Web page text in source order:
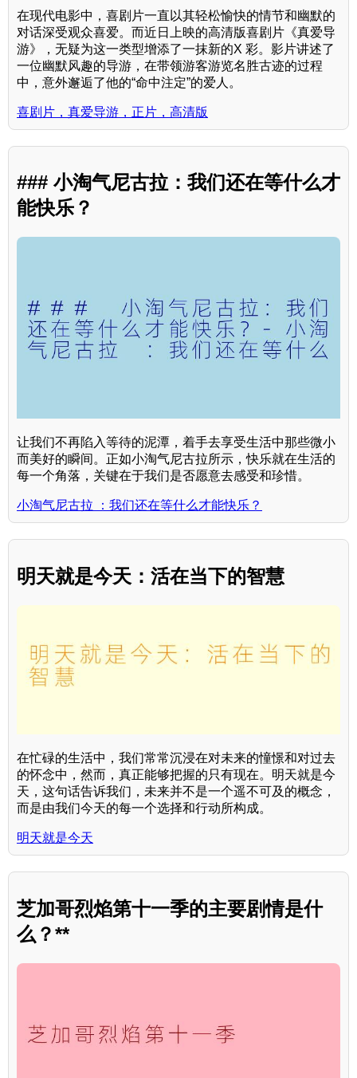
在现代电影中，喜剧片一直以其轻松愉快的情节和幽默的
对话深受观众喜爱。而近日上映的高清版喜剧片《真爱导
游》，无疑为这一类型增添了一抹新的X 彩。影片讲述了
一位幽默风趣的导游，在带领游客游览名胜古迹的过程
中，意外邂逅了他的“命中注定”的爱人。
喜剧片，真爱导游，正片，高清版
### 小淘气尼古拉：我们还在等什么才
能快乐？
让我们不再陷入等待的泥潭，着手去享受生活中那些微小
而美好的瞬间。正如小淘气尼古拉所示，快乐就在生活的
每一个角落，关键在于我们是否愿意去感受和珍惜。
小淘气尼古拉 ：我们还在等什么才能快乐？
明天就是今天：活在当下的智慧
在忙碌的生活中，我们常常沉浸在对未来的憧憬和对过去
的怀念中，然而，真正能够把握的只有现在。明天就是今
天，这句话告诉我们，未来并不是一个遥不可及的概念，
而是由我们今天的每一个选择和行动所构成。
明天就是今天
芝加哥烈焰第十一季的主要剧情是什
么？**